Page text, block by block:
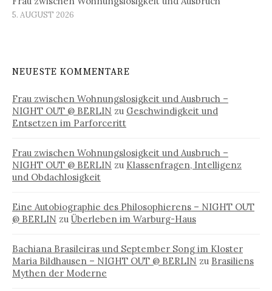
5. AUGUST 2026
NEUESTE KOMMENTARE
Frau zwischen Wohnungslosigkeit und Ausbruch –
NIGHT OUT @ BERLIN zu Geschwindigkeit und
Entsetzen im Parforceritt
Frau zwischen Wohnungslosigkeit und Ausbruch –
NIGHT OUT @ BERLIN zu Klassenfragen, Intelligenz
und Obdachlosigkeit
Eine Autobiographie des Philosophierens – NIGHT OUT
@ BERLIN zu Überleben im Warburg-Haus
Bachiana Brasileiras und September Song im Kloster
Maria Bildhausen – NIGHT OUT @ BERLIN zu Brasiliens
Mythen der Moderne